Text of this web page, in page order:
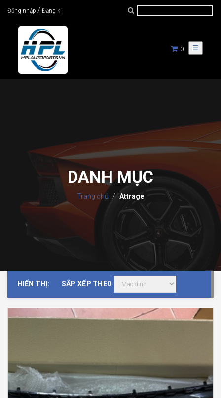
Đăng nhập / Đăng kí
☰
0
DANH MỤC
Trang chủ Attrage
HIỂN THỊ: SẮP XẾP THEO